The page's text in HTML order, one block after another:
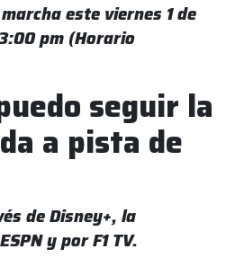
este viernes 1 de
pm (Horario
seguir la
a pista de
de Disney+, la
y por F1 TV.